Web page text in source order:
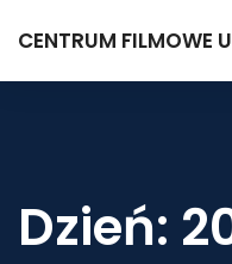
CENTRUM FILMOWE
Dzień: